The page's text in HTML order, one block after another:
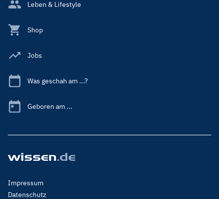
Leben & Lifestyle
Shop
Jobs
Was geschah am ...?
Geboren am ...
Footer
Menu
Impressum
Datenschutz